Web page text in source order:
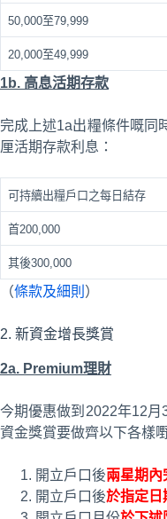
50,000至79,999
20,000至49,999
1b. 高息活期存款
完成上述1a出糧條件嘅同
厘活期存款利息：
可持續出糧戶口之每日結存
首200,000
其後300,000
（條款及細則 ）
2. 新資金增長獎賞
2a. Premium理財
今期優惠做到2022年12
資金獎賞要做齊以下各樣嘢
開立戶口後兩星期內
開立戶口後於指定日